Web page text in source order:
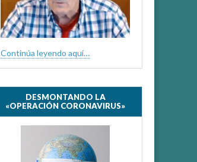
Continúa leyendo aquí…
DESMONTANDO LA
«OPERACIÓN CORONAVIRUS»